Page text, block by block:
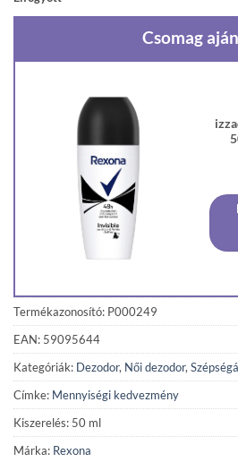
Csomag
Termékazonosító: P000249
EAN: 59095644
Kategóriák: Dezodor, Női dezodor,
Címke: Mennyiségi kedvezmény
Kiszerelés: 50 ml
Márka: Rexona